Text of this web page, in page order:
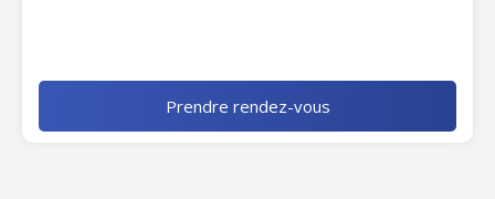
Prendre rendez-vous